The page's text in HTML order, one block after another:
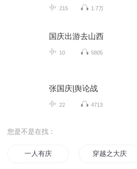
215 1.7万
国庆出游去山西
10 5805
张国庆|舆论战
22 4713
您是不是在找：
一人有庆 穿越之大庆帝国